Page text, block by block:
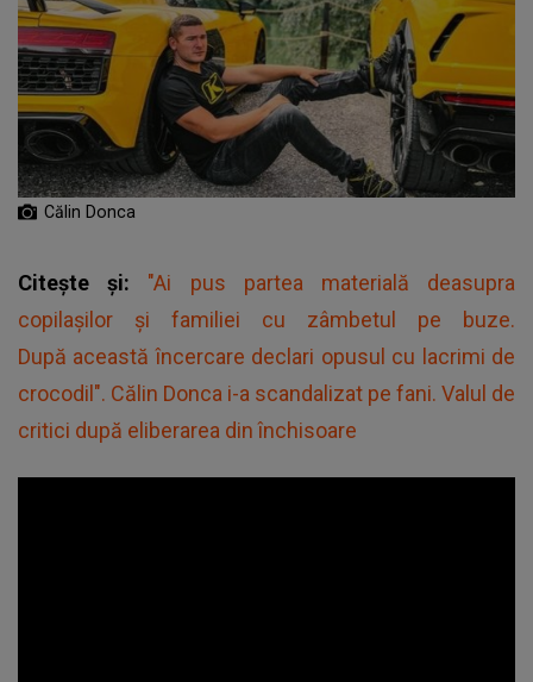
Călin Donca
Citește și: "Ai pus partea materială deasupra
copilașilor și familiei cu zâmbetul pe buze.
După această încercare declari opusul cu lacrimi de
crocodil". Călin Donca i-a scandalizat pe fani. Valul de
critici după eliberarea din închisoare